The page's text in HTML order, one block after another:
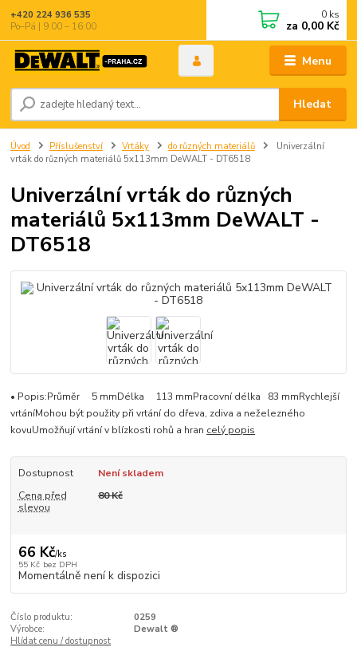
Menu
Hledat
+420 224 936 535
Po–Pá | 9:00 – 16:00
0 ks
za 0,00 Kč
Úvod Příslušenství Vrtáky do různých materiálů
Univerzální
vrták do různých materiálů 5x113mm DeWALT - DT6518
Univerzální vrták do různých
materiálů 5x113mm DeWALT -
DT6518
• Popis:Průměr 5 mmDélka 113 mmPracovní délka 83 mmRychlejší
vrtáníMohou být použity při vrtání do dřeva, zdiva a neželezného
kovuUmožňují vrtání v blízkosti rohů a hran celý popis
Dostupnost
Není skladem
Cena před
slevou
80 Kč
66 Kč/ks
55 Kč bez DPH
Momentálně není k dispozici
Číslo produktu:
0259
Výrobce:
Dewalt ®
Hlídat cenu / dostupnost